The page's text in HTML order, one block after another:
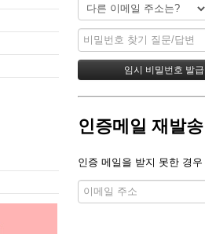
인증메일 재발송
인증 메일을 받지 못한 경